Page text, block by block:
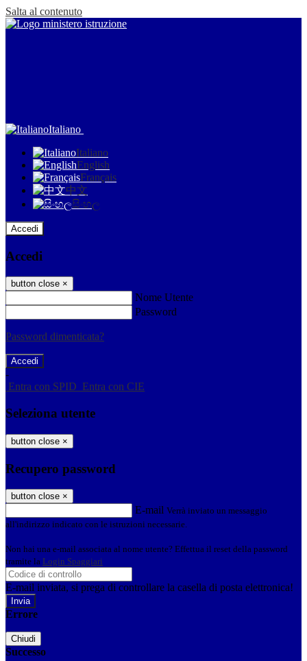
Salta al contenuto
Italiano
Italiano
English
Français
中文
සිංහල
Accedi
Accedi
button close ×
Nome Utente
Password
Password dimenticata?
-
Entra con SPID Entra con CIE
Seleziona utente
button close ×
Recupero password
button close ×
E-mail Verrà inviato un messaggio
all'indirizzo indicato con le istruzioni necessarie.
Non hai una e-mail associata al nome utente? Effettua il reset della password
tramite la Login Spaggiari
E-mail inviata, si prega di controllare la casella di posta elettronica!
Errore
Chiudi
Successo